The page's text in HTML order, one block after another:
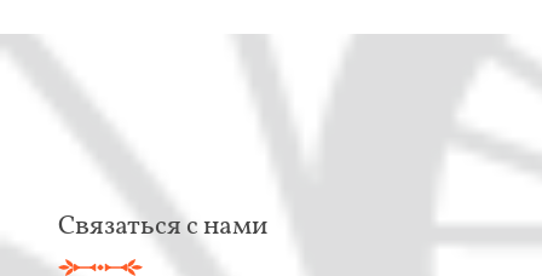
Связаться с нами